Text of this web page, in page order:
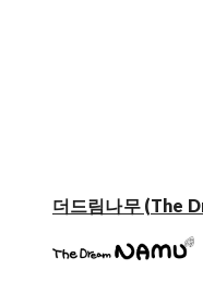
더드림나무 (The